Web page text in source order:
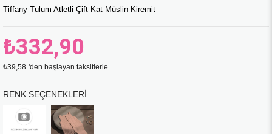
Tiffany Tulum Atletli Çift Kat Müslin Kiremit
₺332,90
₺39,58 'den başlayan taksitlerle
RENK SEÇENEKLERI